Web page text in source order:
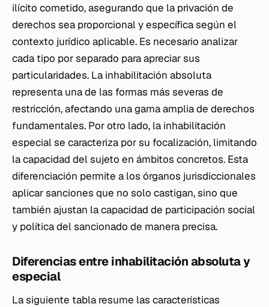
ilícito cometido, asegurando que la privación de
derechos sea proporcional y específica según el
contexto jurídico aplicable. Es necesario analizar
cada tipo por separado para apreciar sus
particularidades. La inhabilitación absoluta
representa una de las formas más severas de
restricción, afectando una gama amplia de derechos
fundamentales. Por otro lado, la inhabilitación
especial se caracteriza por su focalización, limitando
la capacidad del sujeto en ámbitos concretos. Esta
diferenciación permite a los órganos jurisdiccionales
aplicar sanciones que no solo castigan, sino que
también ajustan la capacidad de participación social
y política del sancionado de manera precisa.
Diferencias entre inhabilitación absoluta y
especial
La siguiente tabla resume las características